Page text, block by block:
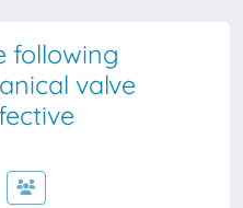
following
valve